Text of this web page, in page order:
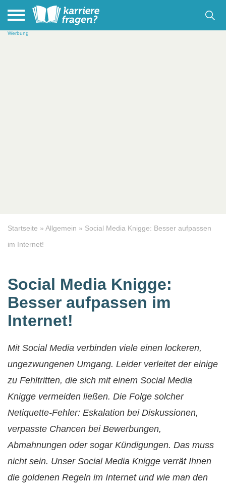
Werbung
Startseite » Allgemein » Social Media Knigge: Besser aufpassen
im Internet!
Social Media Knigge:
Besser aufpassen im
Internet!
Mit Social Media verbinden viele einen lockeren,
ungezwungenen Umgang. Leider verleitet der einige
zu Fehltritten, die sich mit einem Social Media
Knigge vermeiden ließen. Die Folge solcher
Netiquette-Fehler: Eskalation bei Diskussionen,
verpasste Chancen bei Bewerbungen,
Abmahnungen oder sogar Kündigungen. Das muss
nicht sein. Unser Social Media Knigge verrät Ihnen
die goldenen Regeln im Internet und wie man den